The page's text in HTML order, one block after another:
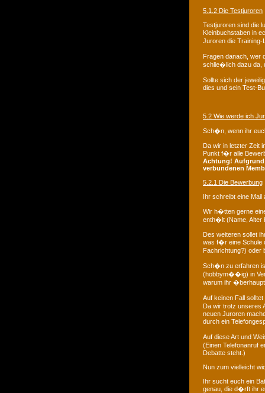
5.1.2 Die Testjuroren
Testjuroren sind die
Kleinbuchstaben in
Juroren die
Fragen danach, wer
schlie�lich dazu da,
Sollte sich der
dies und sein Test-
5.2 Wie werde ich
Sch�n, wenn ihr
Da wir in letzter Zeit
Punkt f�r alle
Achtung! Aufgrund
verbundenen
5.2.1 Die Bewerbung
Ihr schreibt eine Mail
Wir h�tten gerne
enth�lt (Name, Alter
Des weiteren sollet
was f�r eine Schule
Fachrichtung?) oder
Sch�n zu erfahren
(hobbym��ig) in
warum ihr
Auf keinen Fall
Da wir trotz unseres
neuen Juroren
durch ein
Auf diese Art und
(Einen Telefonanruf
Debatte steht.)
Nun zum vielleicht
Ihr sucht euch ein
genau, die d�rft ihr